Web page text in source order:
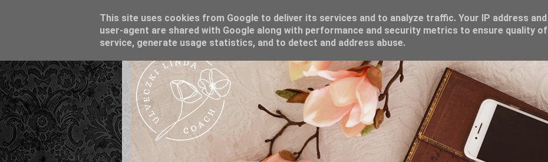
This site uses cookies from Google to deliver its services and to analyze traffic. Your IP address and
user-agent are shared with Google along with performance and security metrics to ensure quality of
service, generate usage statistics, and to detect and address abuse.